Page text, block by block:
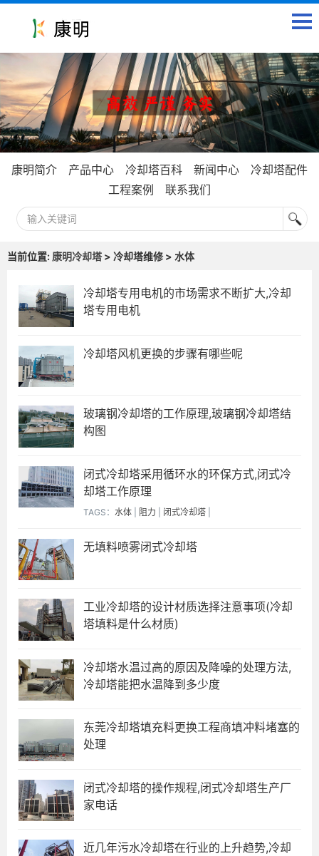
康明简介 产品中心 冷却塔百科 新闻中心
冷却塔配件
工程案例
联系我们
当前位置: 康明冷却塔> 冷却塔维修 > 水体
冷却塔专用电机的市场需求不断扩大,冷却
塔专用电机
冷却塔风机更换的步骤有哪些呢
玻璃钢冷却塔的工作原理,玻璃钢冷却塔结
构图
闭式冷却塔采用循环水的环保方式,闭式冷
却塔工作原理
TAGS： 水体 阻力 闭式冷却塔
无填料喷雾闭式冷却塔
工业冷却塔的设计材质选择注意事项(冷却
塔填料是什么材质)
冷却塔水温过高的原因及降噪的处理方法,
冷却塔能把水温降到多少度
东莞冷却塔填充料更换工程商填冲料堵塞的
处理
闭式冷却塔的操作规程,闭式冷却塔生产厂
家电话
近几年污水冷却塔在行业的上升趋势,冷却